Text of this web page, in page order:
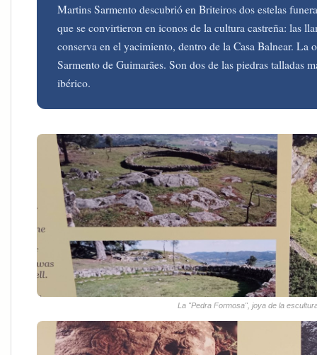
Martins Sarmento descubrió en Briteiros dos estelas
que se convirtieron en iconos de la cultura castreña: las
conserva en el yacimiento, dentro de la Casa Balnear. La
Sarmento de Guimarães. Son dos de las piedras talladas
ibérico.
La "Pedra Formosa", joya de la